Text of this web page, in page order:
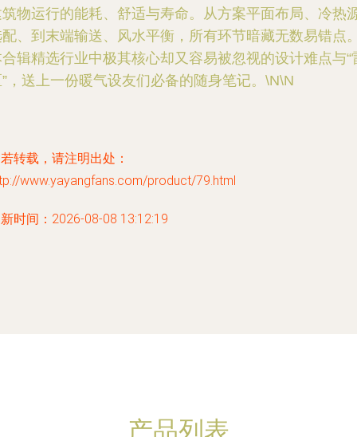
物运行的能耗、舒适与寿命。从方案平面布局、冷热
、到末端输送、风水平衡，所有环节暗藏无数易错点
辑精选行业中极其核心却又容易被忽视的设计难点与“
，送上一份暖气设友们必备的随身笔记。\N\N
转载，请注明出处：
www.yayangfans.com/product/79.html
时间：2026-08-08 13:12:19
产品列表